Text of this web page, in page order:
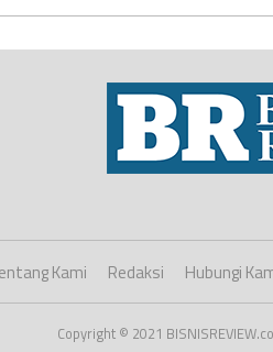
Kami Redaksi Hubungi
Copyright © 2021